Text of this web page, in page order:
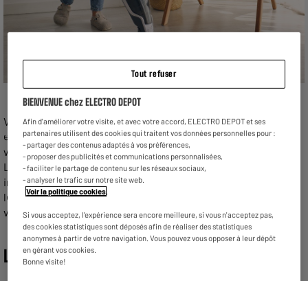
Vous souhaitez trouver une brosse d’aspirateur pour
entretenir votre parquet ? Aspirer sur du parquet peut rayer
votre surface si vous optez pour le mauvais type de brosse.
Les brosses turbo, par exemple, sont trop puissantes et
inadaptées aux sols stratifiés. Nous vous présentons toutes
les solutions possibles pour faire le ménage sur
votre parquet sans l’endommager.
La tête d’aspirateur classique
Tout refuser
BIENVENUE chez ELECTRO DEPOT
Afin d'améliorer votre visite, et avec votre accord, ELECTRO DEPOT et ses
partenaires utilisent des cookies qui traitent vos données personnelles pour :
- partager des contenus adaptés à vos préférences,
- proposer des publicités et communications personnalisées,
- faciliter le partage de contenu sur les réseaux sociaux,
- analyser le trafic sur notre site web.
Voir la politique cookies.
Si vous acceptez, l'expérience sera encore meilleure, si vous n'acceptez pas,
des cookies statistiques sont déposés afin de réaliser des statistiques
anonymes à partir de votre navigation. Vous pouvez vous opposer à leur dépôt
en gérant vos cookies.
Bonne visite!